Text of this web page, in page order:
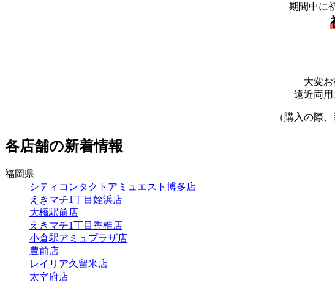
期間中に
大変
遠近両用
（購入の際
各店舗の新着情報
福岡県
シティコンタクトアミュエスト博多店
えきマチ1丁目姪浜店
大橋駅前店
えきマチ1丁目香椎店
小倉駅アミュプラザ店
豊前店
レイリア久留米店
太宰府店